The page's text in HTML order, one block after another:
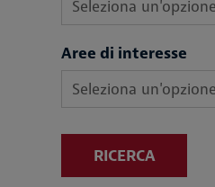
Aree di interesse
RICERCA